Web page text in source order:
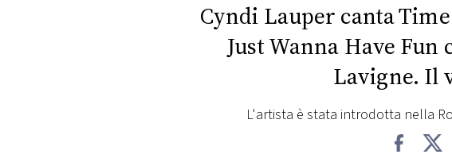
RADIOCyndi Lauper canta
Just Wanna Have Fun
Lavigne. Il
L'artista è stata introdotta nella